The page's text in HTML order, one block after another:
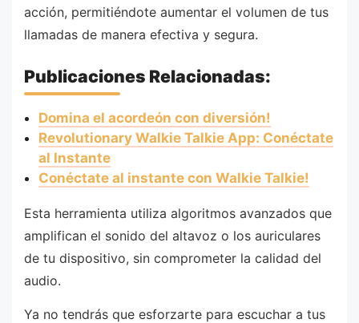
acción, permitiéndote aumentar el volumen de tus
llamadas de manera efectiva y segura.
Publicaciones Relacionadas:
Domina el acordeón con diversión!
Revolutionary Walkie Talkie App: Conéctate
al Instante
Conéctate al instante con Walkie Talkie!
Esta herramienta utiliza algoritmos avanzados que
amplifican el sonido del altavoz o los auriculares
de tu dispositivo, sin comprometer la calidad del
audio.
Ya no tendrás que esforzarte para escuchar a tus